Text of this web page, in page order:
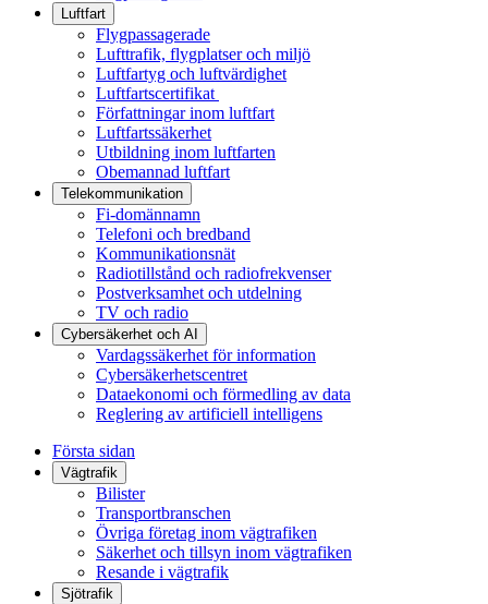
Luftfart
Flygpassagerade
Lufttrafik, flygplatser och miljö
Luftfartyg och luftvärdighet
Luftfartscertifikat
Författningar inom luftfart
Luftfartssäkerhet
Utbildning inom luftfarten
Obemannad luftfart
Telekommunikation
Fi-domännamn
Telefoni och bredband
Kommunikationsnät
Radiotillstånd och radiofrekvenser
Postverksamhet och utdelning
TV och radio
Cybersäkerhet och AI
Vardagssäkerhet för information
Cybersäkerhetscentret
Dataekonomi och förmedling av data
Reglering av artificiell intelligens
Första sidan
Vägtrafik
Bilister
Transportbranschen
Övriga företag inom vägtrafiken
Säkerhet och tillsyn inom vägtrafiken
Resande i vägtrafik
Sjötrafik